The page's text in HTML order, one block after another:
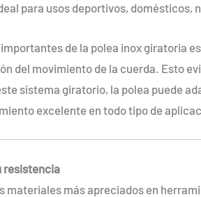
para usos deportivos, domésticos,
de la polea inox giratoria
del movimiento de la cuerda. Esto
sistema giratorio, la polea puede
excelente en todo tipo de
resistencia
materiales más apreciados en